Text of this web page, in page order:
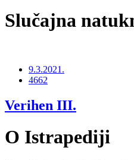
Slučajna
9.3.2021.
4662
Verihen III.
O Istrapediji